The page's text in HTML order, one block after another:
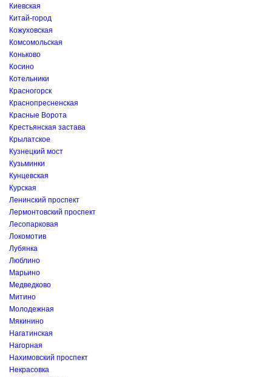
Киевская
Китай-город
Кожуховская
Комсомольская
Коньково
Косино
Котельники
Красногорск
Краснопресненская
Красные Ворота
Крестьянская застава
Крылатское
Кузнецкий мост
Кузьминки
Кунцевская
Курская
Ленинский проспект
Лермонтовский проспект
Лесопарковая
Локомотив
Лубянка
Люблино
Марьино
Медведково
Митино
Молодежная
Мякинино
Нагатинская
Нагорная
Нахимовский проспект
Некрасовка